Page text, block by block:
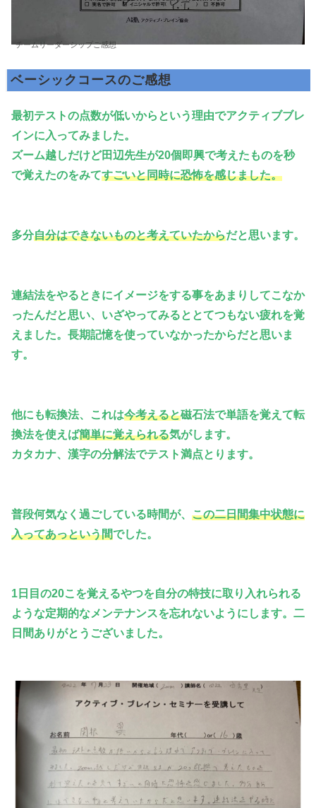
チームリーダーシップご感想
ベーシックコースのご感想
最初テストの点数が低いからという理由でアクティブブレ
インに入ってみました。
ズーム越しだけど田辺先生が20個即興で考えたものを秒
で覚えたのをみてすごいと同時に恐怖を感じました。
多分自分はできないものと考えていたからだと思います。
連結法をやるときにイメージをする事をあまりしてこなか
ったんだと思い、いざやってみるととてつもない疲れを覚
えました。長期記憶を使っていなかったからだと思いま
す。
他にも転換法、これは今考えると磁石法で単語を覚えて転
換法を使えば簡単に覚えられる気がします。
カタカナ、漢字の分解法でテスト満点とります。
普段何気なく過ごしている時間が、 この二日間集中状態に
入ってあっという間でした。
1日目の20こを覚えるやつを自分の特技に取り入れられる
ような定期的なメンテナンスを忘れないようにします。二
日間ありがとうございました。